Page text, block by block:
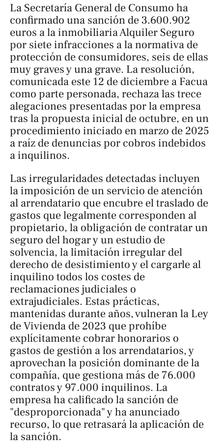
La Secretaría General de Consumo ha
confirmado una sanción de 3.600.902
euros a la inmobiliaria Alquiler Seguro
por siete infracciones a la normativa de
protección de consumidores, seis de ellas
muy graves y una grave. La resolución,
comunicada este 12 de diciembre a Facua
como parte personada, rechaza las trece
alegaciones presentadas por la empresa
tras la propuesta inicial de octubre, en un
procedimiento iniciado en marzo de 2025
a raíz de denuncias por cobros indebidos
a inquilinos.
Las irregularidades detectadas incluyen
la imposición de un servicio de atención
al arrendatario que encubre el traslado de
gastos que legalmente corresponden al
propietario, la obligación de contratar un
seguro del hogar y un estudio de
solvencia, la limitación irregular del
derecho de desistimiento y el cargarle al
inquilino todos los costes de
reclamaciones judiciales o
extrajudiciales. Estas prácticas,
mantenidas durante años, vulneran la Ley
de Vivienda de 2023 que prohíbe
explícitamente cobrar honorarios o
gastos de gestión a los arrendatarios, y
aprovechan la posición dominante de la
compañía, que gestiona más de 76.000
contratos y 97.000 inquilinos. La
empresa ha calificado la sanción de
"desproporcionada" y ha anunciado
recurso, lo que retrasará la aplicación de
la sanción.